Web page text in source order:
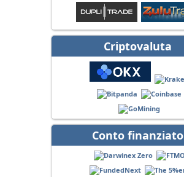
Criptovaluta
Conto finanziato